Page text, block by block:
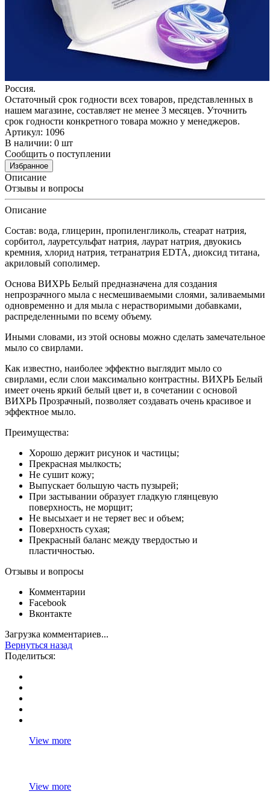
Россия.
Остаточный срок годности всех товаров, представленных в
нашем магазине, составляет не менее 3 месяцев. Уточнить
срок годности конкретного товара можно у менеджеров.
Артикул: 1096
В наличии: 0 шт
Сообщить о поступлении
Избранное
Описание
Отзывы и вопросы
Описание
Состав: вода, глицерин, пропиленгликоль, стеарат натрия,
сорбитол, лауретсульфат натрия, лаурат натрия, двуокись
кремния, хлорид натрия, тетранатрия EDTA, диоксид титана,
акриловый сополимер.
Основа ВИХРЬ Белый предназначена для создания
непрозрачного мыла с несмешиваемыми слоями, заливаемыми
одновременно и для мыла с нерастворимыми добавками,
распределенными по всему объему.
Иными словами, из этой основы можно сделать замечательное
мыло со свирлами.
Как известно, наиболее эффектно выглядит мыло со
свирлами, если слои максимально контрастны. ВИХРЬ Белый
имеет очень яркий белый цвет и, в сочетании с основой
ВИХРЬ Прозрачный, позволяет создавать очень красивое и
эффектное мыло.
Преимущества:
Хорошо держит рисунок и частицы;
Прекрасная мылкость;
Не сушит кожу;
Выпускает большую часть пузырей;
При застывании образует гладкую глянцевую
поверхность, не морщит;
Не высыхает и не теряет вес и объем;
Поверхность сухая;
Прекрасный баланс между твердостью и
пластичностью.
Отзывы и вопросы
Комментарии
Facebook
Вконтакте
Загрузка комментариев...
Вернуться назад
Поделиться:
View more
View more